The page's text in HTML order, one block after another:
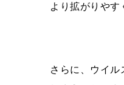
より拡がりやす
さらに、ウイ